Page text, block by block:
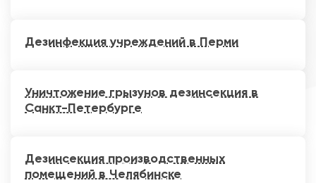
Дезинфекция учреждений в Перми
Уничтожение грызунов дезинсекция в
Санкт-Петербурге
Дезинсекция производственных
помещений в Челябинске